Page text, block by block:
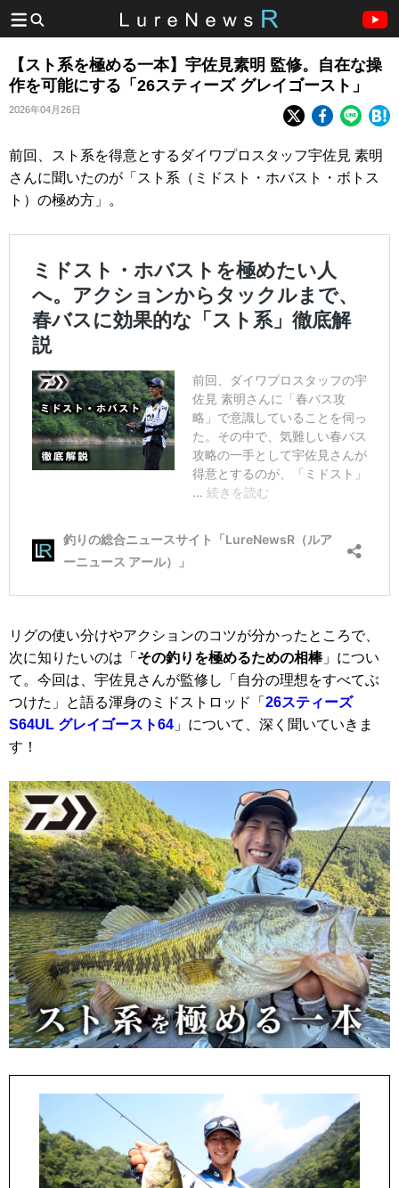
【スト系を極める一本】宇佐見素明 監修。自在な操
作を可能にする「26スティーズ グレイゴースト」
2026年04月26日
前回、スト系を得意とするダイワプロスタッフ宇佐見 素明
さんに聞いたのが「スト系（ミドスト・ホバスト・ボトス
ト）の極め方」。
リグの使い分けやアクションのコツが分かったところで、
次に知りたいのは「 その釣りを極めるための相棒」につい
て。今回は、宇佐見さんが監修し「自分の理想をすべてぶ
つけた」と語る渾身のミドストロッド「 26スティーズ
S64UL グレイゴースト64 」について、深く聞いていきま
す！